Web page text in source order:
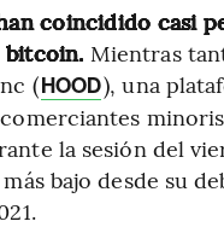
coincidido casi
bitcoin. Mientras
(HOOD), una
la sesión del
bajo desde su